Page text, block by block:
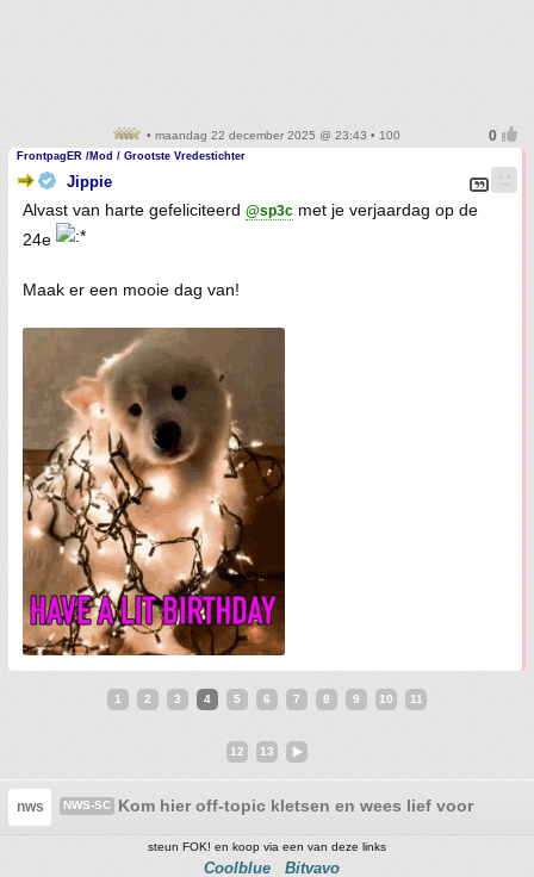
• maandag 22 december 2025 @ 23:43 • 100
FrontpagER /Mod / Grootste Vredestichter
Jippie
Alvast van harte gefeliciteerd @sp3c met je verjaardag op de
24e
Maak er een mooie dag van!
1 2 3 4 5 6 7 8 9 10 11
12 13
nws NWS-SC Kom hier off-topic kletsen en wees lief voor God-
steun FOK! en koop via een van deze links
Coolblue Bitvavo